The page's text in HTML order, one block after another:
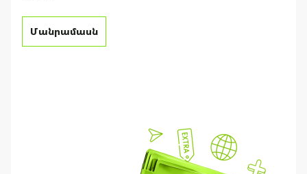
Մանրամասն